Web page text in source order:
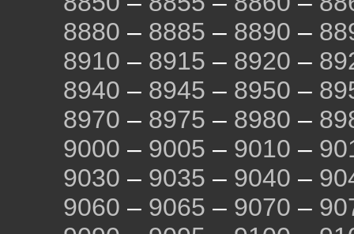
8880 – 8885 – 8890 –
8910 – 8915 – 8920 –
8940 – 8945 – 8950 –
8970 – 8975 – 8980 –
9000 – 9005 – 9010 –
9030 – 9035 – 9040 –
9060 – 9065 – 9070 –